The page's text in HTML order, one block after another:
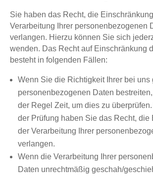
Sie haben das Recht, die
Verarbeitung Ihrer personenbezogenen
verlangen. Hierzu können Sie sich
wenden. Das Recht auf Einschränkung
besteht in folgenden Fällen:
Wenn Sie die Richtigkeit Ihrer bei uns
personenbezogenen Daten
der Regel Zeit, um dies zu
der Prüfung haben Sie das Recht, die
der Verarbeitung Ihrer
verlangen.
Wenn die Verarbeitung Ihrer
Daten unrechtmäßig geschah/